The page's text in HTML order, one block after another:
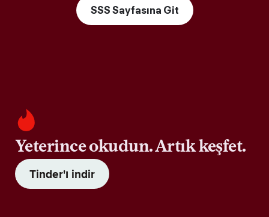
SSS Sayfasına Git
Yeterince okudun. Artık keşfet.
Tinder'ı indir